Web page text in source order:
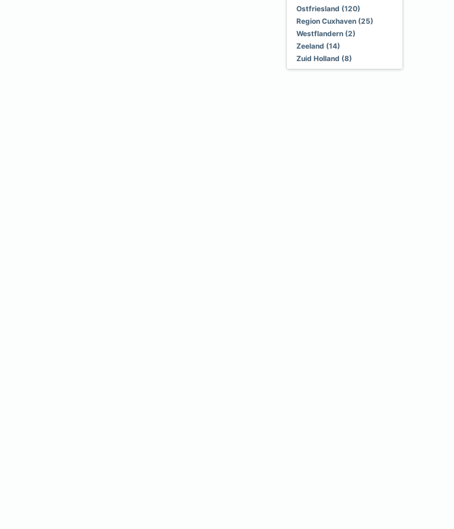
Ostfriesland (120)
Region Cuxhaven (25)
Westflandern (2)
Zeeland (14)
Zuid Holland (8)